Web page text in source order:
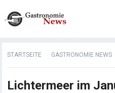
STARTSEITE GASTRONOMIE NEWS
Lichtermeer im